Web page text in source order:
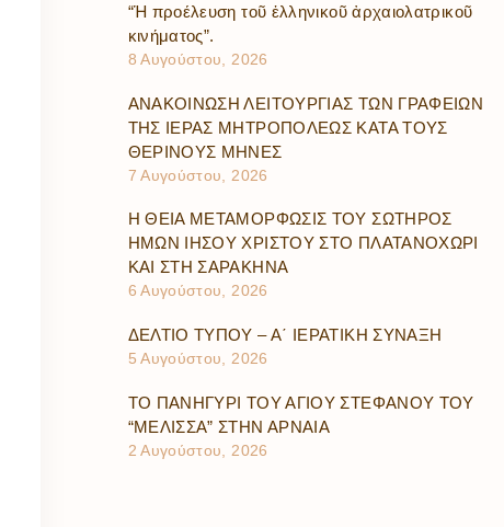
“Ἡ προέλευση τοῦ ἑλληνικοῦ ἀρχαιολατρικοῦ
κινήματος”.
8 Αυγούστου, 2026
ΑΝΑΚΟΙΝΩΣΗ ΛΕΙΤΟΥΡΓΙΑΣ ΤΩΝ ΓΡΑΦΕΙΩΝ
ΤΗΣ ΙΕΡΑΣ ΜΗΤΡΟΠΟΛΕΩΣ ΚΑΤΑ ΤΟΥΣ
ΘΕΡΙΝΟΥΣ ΜΗΝΕΣ
7 Αυγούστου, 2026
Η ΘΕΙΑ ΜΕΤΑΜΟΡΦΩΣΙΣ ΤΟΥ ΣΩΤΗΡΟΣ
ΗΜΩΝ ΙΗΣΟΥ ΧΡΙΣΤΟΥ ΣΤΟ ΠΛΑΤΑΝΟΧΩΡΙ
ΚΑΙ ΣΤΗ ΣΑΡΑΚΗΝΑ
6 Αυγούστου, 2026
ΔΕΛΤΙΟ ΤΥΠΟΥ – Α΄ ΙΕΡΑΤΙΚΗ ΣΥΝΑΞΗ
5 Αυγούστου, 2026
ΤΟ ΠΑΝΗΓΥΡΙ ΤΟΥ ΑΓΙΟΥ ΣΤΕΦΑΝΟΥ ΤΟΥ
“ΜΕΛΙΣΣΑ” ΣΤΗΝ ΑΡΝΑΙΑ
2 Αυγούστου, 2026